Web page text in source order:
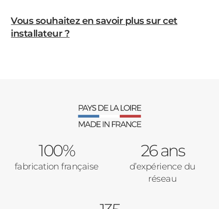
Vous souhaitez en savoir plus sur cet
installateur ?
100%
fabrication française
26 ans
d’expérience du
réseau